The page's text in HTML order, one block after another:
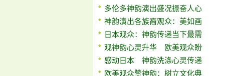
多伦多神韵演出盛况振奋人心
神韵演出各族裔观众：美如画
日本观众：神韵传递当下最需
观神韵心灵升华 欧美观众盼
感动日本 神韵洗涤心灵传递
欧美观众赞神韵：树立文化典